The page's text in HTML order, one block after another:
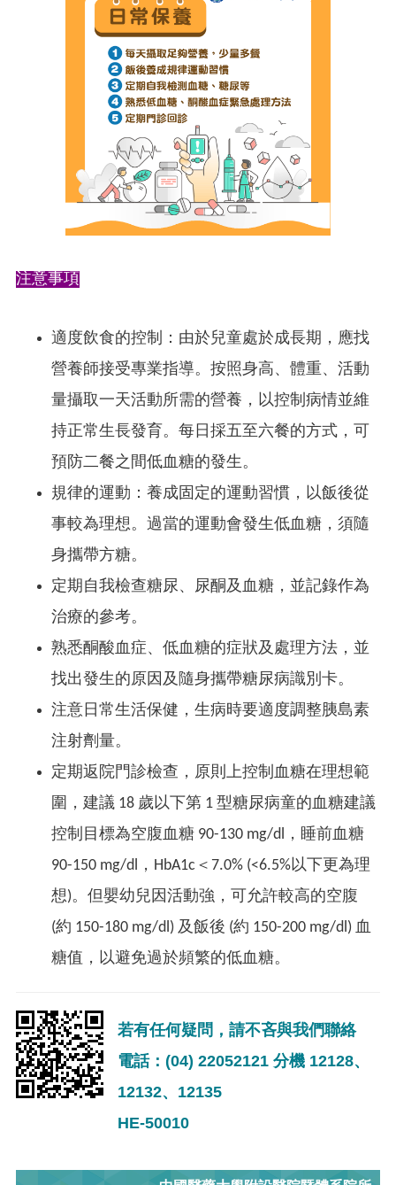
注意事項
適度飲食的控制： 由於兒童處於成長期，應找
營養師接受專業指導。按照身高、體重、活動
量攝取一天活動所需的營養，以控制病情並維
持正常生長發育。每日採五至六餐的方式，可
預防二餐之間低血糖的發生。
規律的運動： 養成固定的運動習慣，以飯後從
事較為理想。過當的運動會發生低血糖，須隨
身攜帶方糖。
定期自我檢查糖尿、尿酮及血糖，並記錄作為
治療的參考。
熟悉酮酸血症、低血糖的症狀及處理方法，並
找出發生的原因及隨身攜帶糖尿病識別卡。
注意日常生活保健，生病時要適度調整胰島素
注射劑量。
定期返院門診檢查，原則上控制血糖在理想範
圍，建議 18 歲以下第 1 型糖尿病童的血糖建議
控制目標為空腹血糖 90-130 mg/dl，睡前血糖
90-150 mg/dl，HbA1c＜7.0% (<6.5%以下更為理
想)。但嬰幼兒因活動強，可允許較高的空腹
(約 150-180 mg/dl) 及飯後 (約 150-200 mg/dl) 血
糖值，以避免過於頻繁的低血糖。
若有任何疑問，請不吝與我們聯絡
電話：(04) 22052121 分機 12128、
12132、12135
HE-50010